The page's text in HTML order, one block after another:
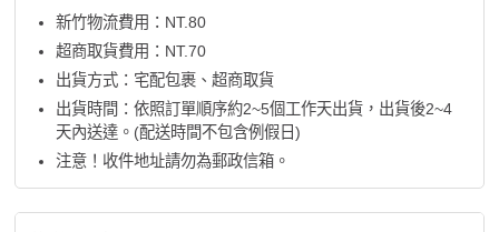
新竹物流費用：NT.80
超商取貨費用：NT.70
出貨方式：宅配包裹、超商取貨
出貨時間：依照訂單順序約2~5個工作天出貨，出貨後2~4
天內送達。(配送時間不包含例假日)
注意！收件地址請勿為郵政信箱。